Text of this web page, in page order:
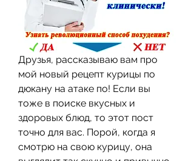
Друзья, рассказываю вам про
мой новый рецепт курицы по
дюкану на атаке по! Если вы
тоже в поиске вкусных и
здоровых блюд, то этот пост
точно для вас. Порой, когда я
смотрю на свою курицу, она